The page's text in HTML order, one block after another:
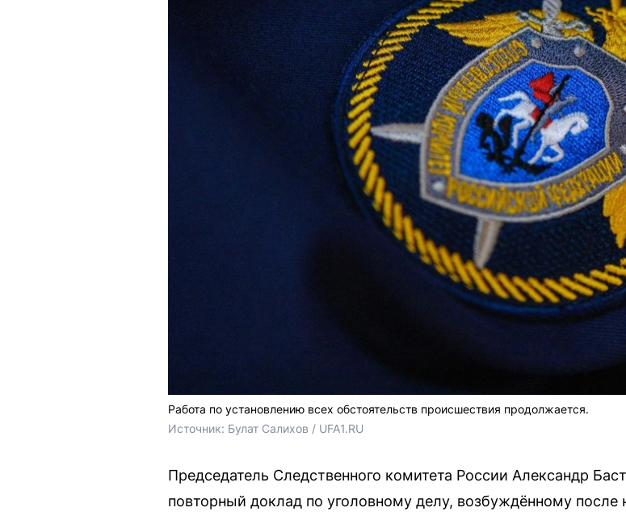
Работа по установлению всех обстоятельств происшествия продолжается.
Источник: Булат Салихов / UFA1.RU
Председатель Следственного комитета России Александр
повторный доклад по уголовному делу, возбуждённому после